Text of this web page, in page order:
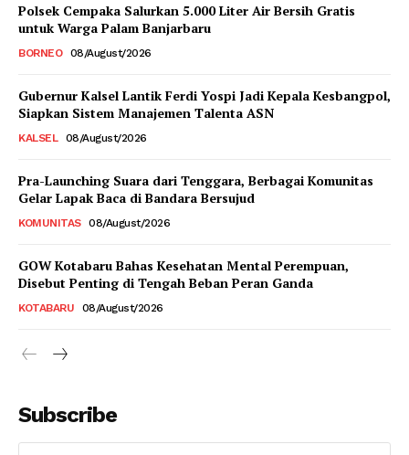
Polsek Cempaka Salurkan 5.000 Liter Air Bersih Gratis
untuk Warga Palam Banjarbaru
BORNEO 08/August/2026
Gubernur Kalsel Lantik Ferdi Yospi Jadi Kepala Kesbangpol,
Siapkan Sistem Manajemen Talenta ASN
KALSEL 08/August/2026
Pra-Launching Suara dari Tenggara, Berbagai Komunitas
Gelar Lapak Baca di Bandara Bersujud
KOMUNITAS 08/August/2026
GOW Kotabaru Bahas Kesehatan Mental Perempuan,
Disebut Penting di Tengah Beban Peran Ganda
KOTABARU 08/August/2026
Subscribe